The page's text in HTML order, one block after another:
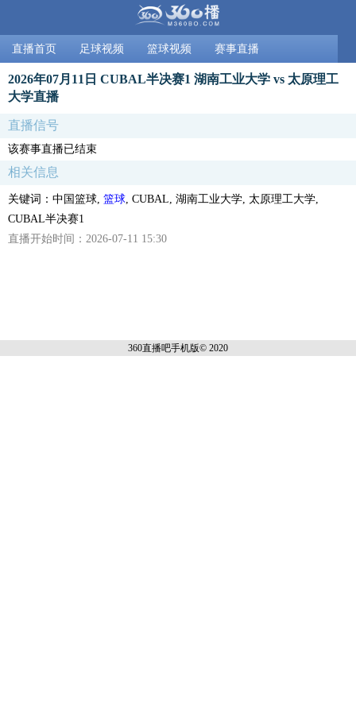
直播首页 足球视频 篮球视频 赛事直播
2026年07月11日 CUBAL半决赛1 湖南工业大学 vs 太原理工
大学直播
直播信号
该赛事直播已结束
相关信息
关键词：中国篮球, 篮球 , CUBAL, 湖南工业大学, 太原理工大学,
CUBAL半决赛1
直播开始时间：2026-07-11 15:30
360直播吧手机版© 2020